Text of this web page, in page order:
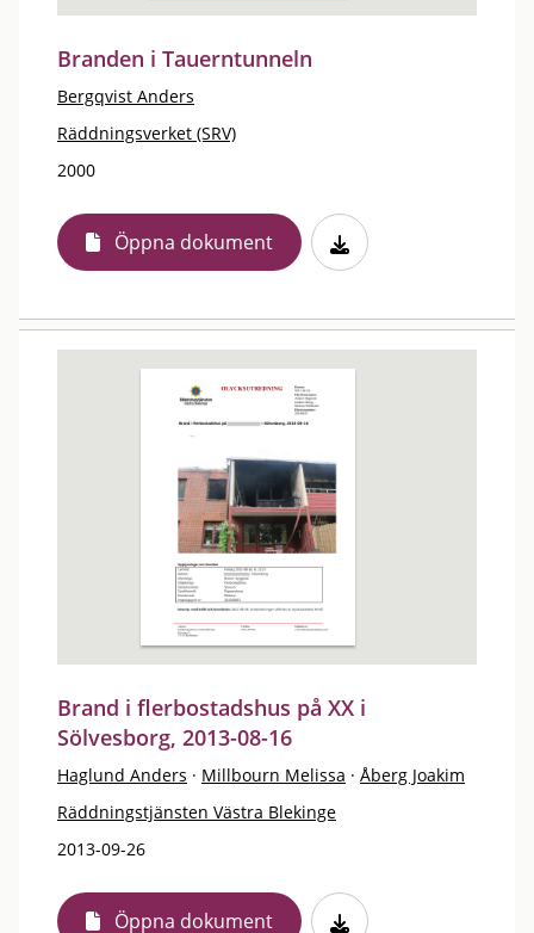
Branden i Tauerntunneln
Bergqvist Anders
Räddningsverket (SRV)
2000
Öppna dokument
Brand i flerbostadshus på XX i
Sölvesborg, 2013-08-16
Haglund Anders · Millbourn Melissa · Åberg Joakim
Räddningstjänsten Västra Blekinge
2013-09-26
Öppna dokument